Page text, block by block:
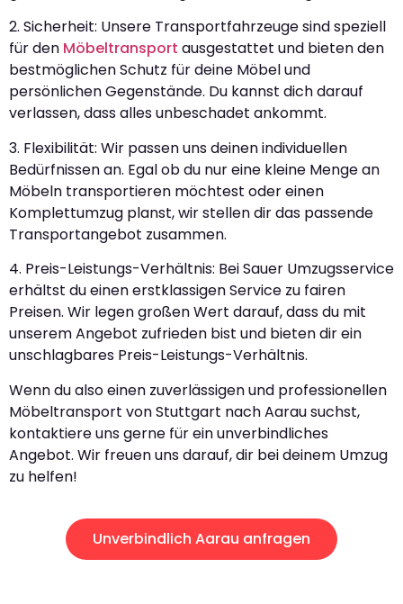
2. Sicherheit: Unsere Transportfahrzeuge sind speziell
für den Möbeltransport ausgestattet und bieten den
bestmöglichen Schutz für deine Möbel und
persönlichen Gegenstände. Du kannst dich darauf
verlassen, dass alles unbeschadet ankommt.
3. Flexibilität: Wir passen uns deinen individuellen
Bedürfnissen an. Egal ob du nur eine kleine Menge an
Möbeln transportieren möchtest oder einen
Komplettumzug planst, wir stellen dir das passende
Transportangebot zusammen.
4. Preis-Leistungs-Verhältnis: Bei Sauer Umzugsservice
erhältst du einen erstklassigen Service zu fairen
Preisen. Wir legen großen Wert darauf, dass du mit
unserem Angebot zufrieden bist und bieten dir ein
unschlagbares Preis-Leistungs-Verhältnis.
Wenn du also einen zuverlässigen und professionellen
Möbeltransport von Stuttgart nach Aarau suchst,
kontaktiere uns gerne für ein unverbindliches
Angebot. Wir freuen uns darauf, dir bei deinem Umzug
zu helfen!
Unverbindlich Aarau anfragen